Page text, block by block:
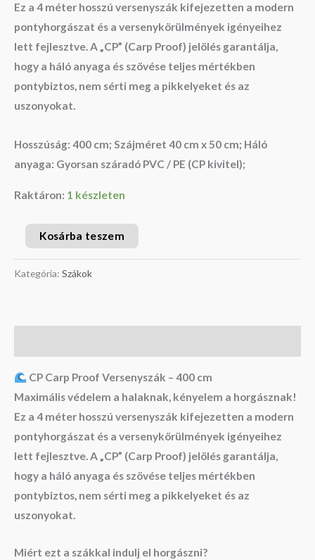
Ez a 4 méter hosszú versenyszák kifejezetten a modern
pontyhorgászat és a versenykörülmények igényeihez
lett fejlesztve. A „CP” (Carp Proof) jelölés garantálja,
hogy a háló anyaga és szövése teljes mértékben
pontybiztos, nem sérti meg a pikkelyeket és az
uszonyokat.
Hosszúság: 400 cm; Szájméret 40 cm x 50 cm; Háló
anyaga: Gyorsan száradó PVC / PE (CP kivitel);
Raktáron: 1 készleten
Kosárba teszem
Kategória: Szákok
CP Carp Proof Versenyszák – 400 cm
Maximális védelem a halaknak, kényelem a horgásznak!
Ez a 4 méter hosszú versenyszák kifejezetten a modern
pontyhorgászat és a versenykörülmények igényeihez
lett fejlesztve. A „CP” (Carp Proof) jelölés garantálja,
hogy a háló anyaga és szövése teljes mértékben
pontybiztos, nem sérti meg a pikkelyeket és az
uszonyokat.
Miért ezt a szákkal indulj el horgászni?